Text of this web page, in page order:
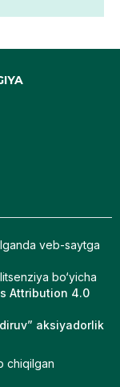
veb-saytga
bo‘yicha
Attribution 4.0
aksiyadorlik
chiqilgan